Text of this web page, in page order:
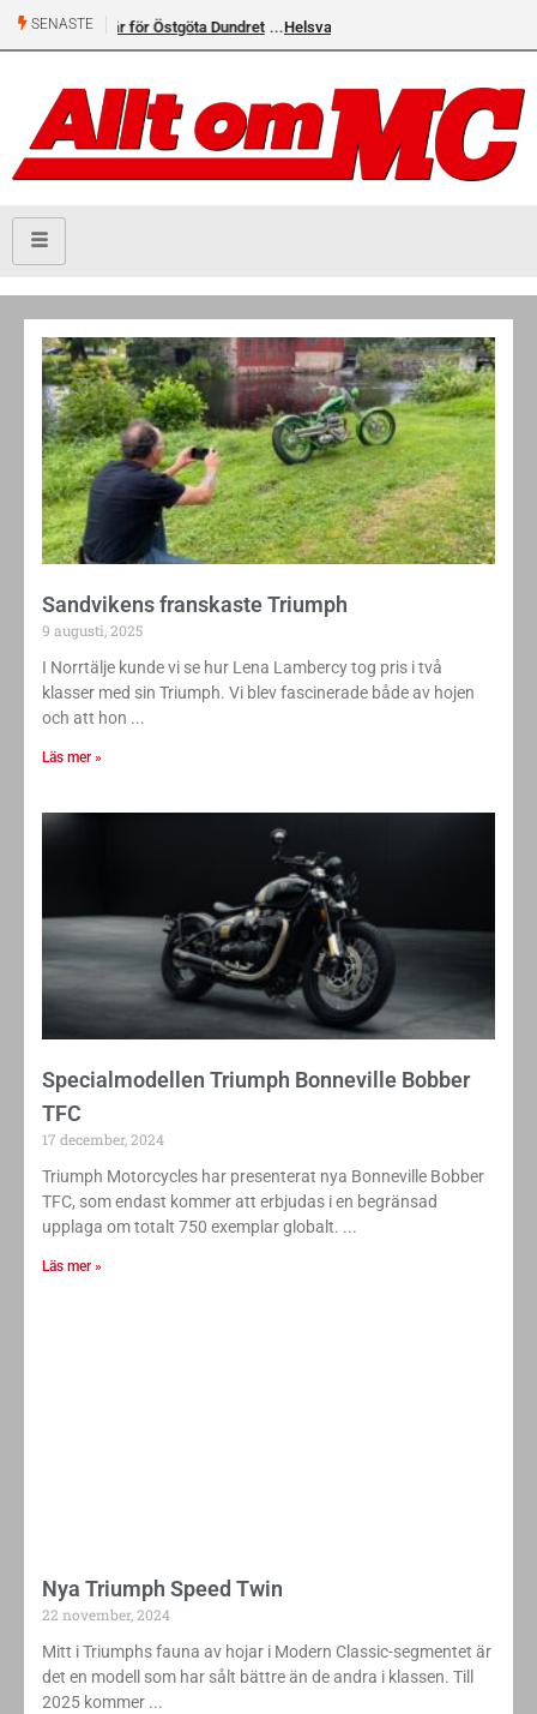
SENASTE Helsvarta Deadwood – Ny cruiser från H-D
Sandvikens franskaste Triumph
9 augusti, 2025
I Norrtälje kunde vi se hur Lena Lambercy tog pris i två
klasser med sin Triumph. Vi blev fascinerade både av hojen
och att hon
Läs mer »
Specialmodellen Triumph Bonneville Bobber
TFC
17 december, 2024
Triumph Motorcycles har presenterat nya Bonneville Bobber
TFC, som endast kommer att erbjudas i en begränsad
upplaga om totalt 750 exemplar globalt.
Läs mer »
Nya Triumph Speed Twin
22 november, 2024
Mitt i Triumphs fauna av hojar i Modern Classic-segmentet är
det en modell som har sålt bättre än de andra i klassen. Till
2025 kommer